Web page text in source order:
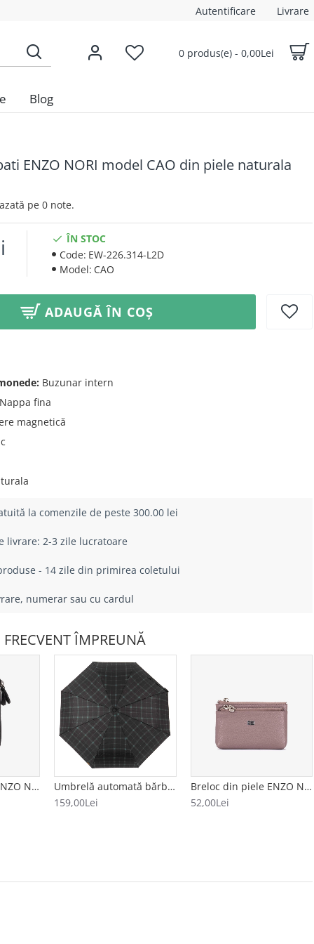
Autentificare Livrare
0 produs(e) - 0,00Lei
Blog
ENZO NORI model CAO din piele naturala
pe 0 note.
ÎN STOC
Code: EW-226.314-L2D
Model: CAO
ADAUGĂ ÎN COȘ
Buzunar intern
Nappa fina
magnetică
la comenzile de peste 300.00 lei
livrare: 2-3 zile lucratoare
- 14 zile din primirea coletului
numerar sau cu cardul
ÎMPREUNĂ
Breloc din piele ENZO NORI model AVA negru
Umbrelă automată bărbați model CUADRADO negru-verde
159,00Lei
Breloc din piele ENZO NORI model FILL bej
52,00Lei